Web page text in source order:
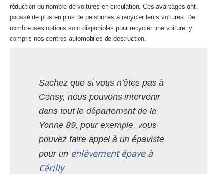
réduction du nombre de voitures en circulation. Ces avantages ont
poussé de plus en plus de personnes à recycler leurs voitures. De
nombreuses options sont disponibles pour recycler une voiture, y
compris nos centres automobiles de destruction.
Sachez que si vous n’êtes pas à
Censy, nous pouvons intervenir
dans tout le département de la
Yonne 89, pour exemple, vous
pouvez faire appel à un épaviste
pour un enlèvement épave à
Cérilly